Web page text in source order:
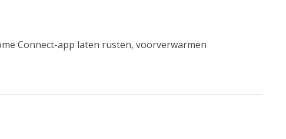
Connect-app laten rusten, voorverwarmen